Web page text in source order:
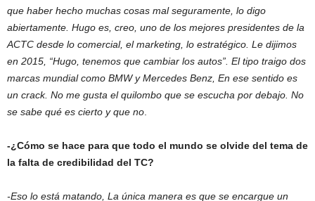
que haber hecho muchas cosas mal seguramente, lo digo
abiertamente. Hugo es, creo, uno de los mejores presidentes de la
ACTC desde lo comercial, el marketing, lo estratégico. Le dijimos
en 2015, “Hugo, tenemos que cambiar los autos”. El tipo traigo dos
marcas mundial como BMW y Mercedes Benz, En ese sentido es
un crack. No me gusta el quilombo que se escucha por debajo. No
se sabe qué es cierto y que no
-¿Cómo se hace para que todo el mundo se olvide del tema de
la falta de credibilidad del TC?
-Eso lo está matando, La única manera es que se encargue un